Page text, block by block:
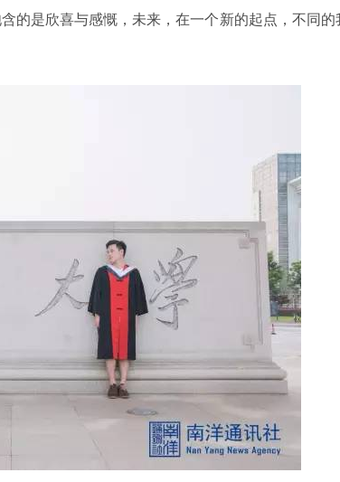
的是欣喜与感慨，未来，在一个新的起点，不同的